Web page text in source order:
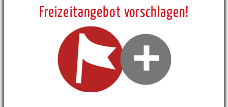
Freizeitangebot vorschlagen!